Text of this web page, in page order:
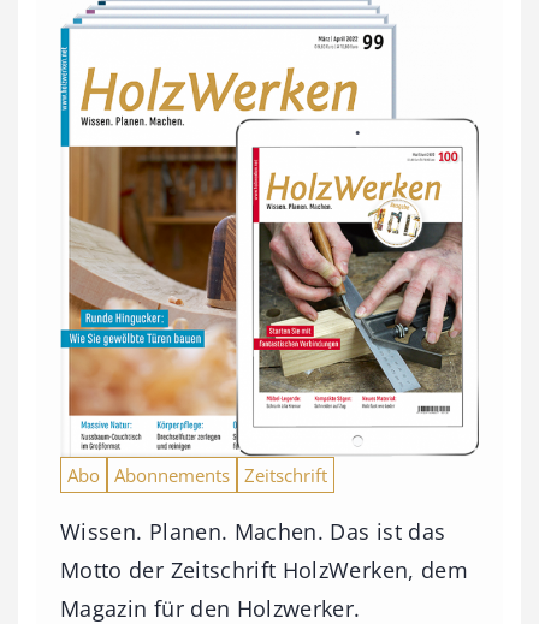
Abo Abonnements Zeitschrift
Wissen. Planen. Machen. Das ist das
Motto der Zeitschrift HolzWerken, dem
Magazin für den Holzwerker.